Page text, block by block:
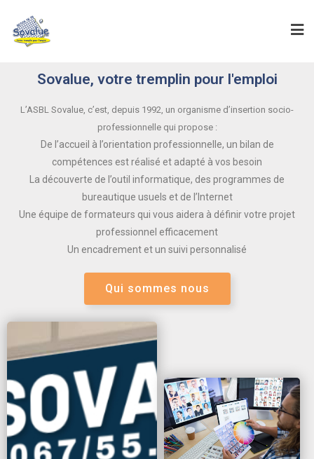
Sovalue, votre tremplin pour l'emploi
L’ASBL Sovalue, c’est, depuis 1992, un organisme d’insertion socio-
professionnelle qui propose :
De l’accueil à l’orientation professionnelle, un bilan de
compétences est réalisé et adapté à vos besoin
La découverte de l’outil informatique, des programmes de
bureautique usuels et de l’Internet
Une équipe de formateurs qui vous aidera à définir votre projet
professionnel efficacement
Un encadrement et un suivi personnalisé
Qui sommes nous